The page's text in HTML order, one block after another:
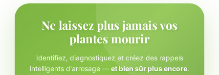
Ne laissez plus jamais vos
plantes mourir
Identifiez, diagnostiquez et créez des rappels
intelligents d'arrosage — et bien sûr plus encore.